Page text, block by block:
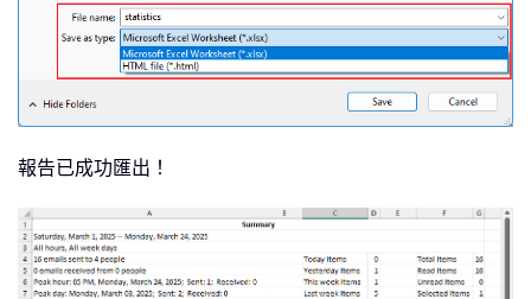
報告已成功匯出！